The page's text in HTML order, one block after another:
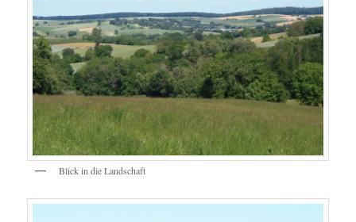
Blick in die Landschaft